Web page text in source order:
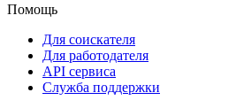
Помощь
Для соискателя
Для работодателя
API сервиса
Служба поддержки